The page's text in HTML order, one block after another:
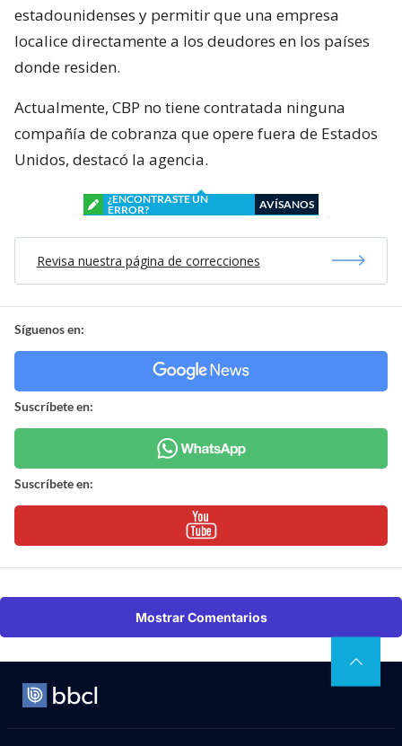
estadounidenses y permitir que una empresa
localice directamente a los deudores en los países
donde residen.
Actualmente, CBP no tiene contratada ninguna
compañía de cobranza que opere fuera de Estados
Unidos, destacó la agencia.
¿ENCONTRASTE UN
ERROR?
AVÍSANOS
Revisa nuestra página de correcciones
Síguenos en:
Suscríbete en:
Suscríbete en:
Mostrar Comentarios